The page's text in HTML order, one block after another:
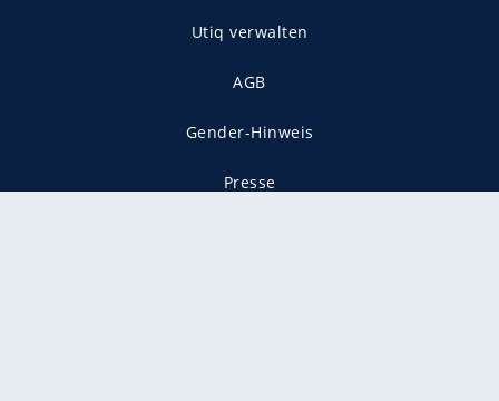
Utiq verwalten
AGB
Gender-Hinweis
Presse